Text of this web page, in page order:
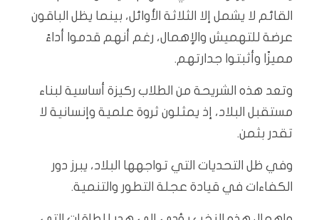
القائم لا يشمل إلا الثلاثة الأوائل، بينما يظل الباقون
عرضة للتهميش والإهمال، رغم أنهم قدموا أداءً
مميزًا وأثبتوا جدارتهم.
وتعد هذه الشريحة من الطلاب ركيزة أساسية لبناء
مستقبل البلاد، إذ يمثلون ثروة علمية وإنسانية لا
تقدر بثمن.
وفي ظل التحديات التي تواجهها البلاد، يبرز دور
الكفاءات في قيادة عجلة التطور والتنمية.